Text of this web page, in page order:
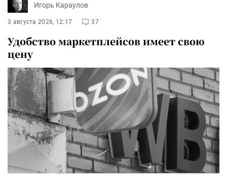
Игорь Караулов
3 августа 2026, 12:17 37
Удобство маркетплейсов имеет свою
цену